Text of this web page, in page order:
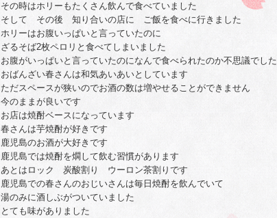
その時はホリーもたくさん飲んで食べていました
そして その後 知り合いの店に ご飯を食べに行きました
ホリーはお腹いっぱいと言っていたのに
ざるそば2枚ペロリと食べてしまいました
お腹がいっぱいと言っていたのになんで食べられたのか不思議でした
おばんざい春さんは和気あいあいとしています
ただスペースが狭いのでお酒の数は増やせることができません
今のままが良いです
お店は焼酎ベースになっています
春さんは芋焼酎が好きです
鹿児島のお酒が大好きです
鹿児島では焼酎を燗して飲む習慣があります
あとはロック 炭酸割り ウーロン茶割りです
鹿児島での春さんのおじいさんは毎日焼酎を飲んでいて
湯のみに酒しぶがついていました
とても味がありました